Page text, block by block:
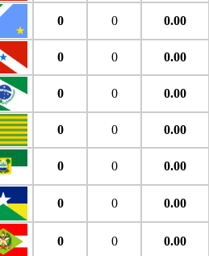
0 0 0.00
0 0 0.00
0 0 0.00
0 0 0.00
0 0 0.00
0 0 0.00
0 0 0.00